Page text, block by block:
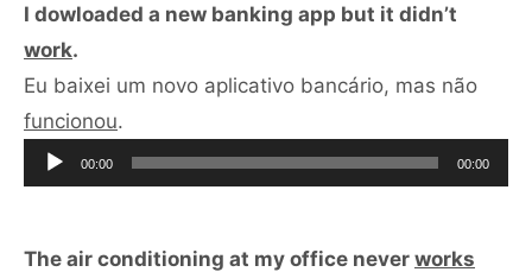
I dowloaded a new banking app but it didn’t
work.
Eu baixei um novo aplicativo bancário, mas não
funcionou.
de
áudio
00:00 00:00
The air conditioning at my office never works